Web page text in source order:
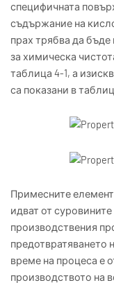
специфичната
съдържание на
прах трябва да
за химическа
таблица 4-1, а
са показани в
Примесните
идват от
производствения
предотвратяването
време на процеса е
производството на